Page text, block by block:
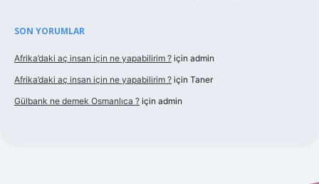
SON YORUMLAR
Afrika’daki aç insan için ne yapabilirim ? için admin
Afrika’daki aç insan için ne yapabilirim ? için Taner
Gülbank ne demek Osmanlıca ? için admin